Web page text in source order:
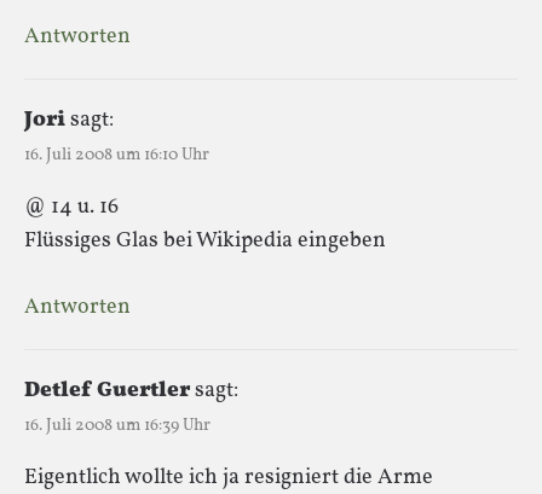
Antworten
Jorisagt:
16. Juli 2008 um 16:10 Uhr
@ 14 u. 16
Flüssiges Glas bei Wikipedia eingeben
Antworten
Detlef Guertlersagt:
16. Juli 2008 um 16:39 Uhr
Eigentlich wollte ich ja resigniert die Arme